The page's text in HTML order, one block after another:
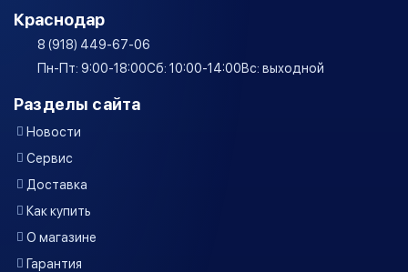
Краснодар
8 (918) 449-67-06
Пн-Пт: 9:00-18:00Сб: 10:00-14:00Вс: выходной
Разделы сайта
Новости
Сервис
Доставка
Как купить
О магазине
Гарантия